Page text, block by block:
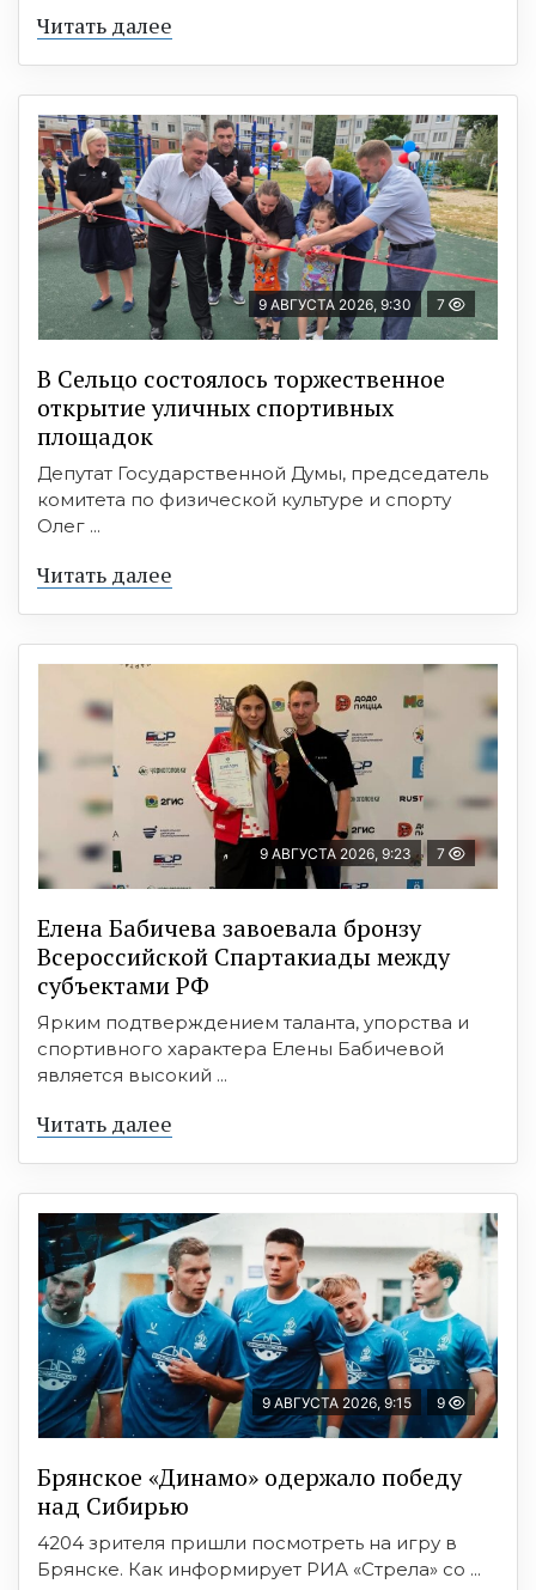
Читать далее
9 АВГУСТА 2026, 9:30 7
В Сельцо состоялось торжественное
открытие уличных спортивных
площадок
Депутат Государственной Думы, председатель
комитета по физической культуре и спорту
Олег ...
Читать далее
9 АВГУСТА 2026, 9:23 7
Елена Бабичева завоевала бронзу
Всероссийской Спартакиады между
субъектами РФ
Ярким подтверждением таланта, упорства и
спортивного характера Елены Бабичевой
является высокий ...
Читать далее
9 АВГУСТА 2026, 9:15 9
Брянское «Динамо» одержало победу
над Сибирью
4204 зрителя пришли посмотреть на игру в
Брянске. Как информирует РИА «Стрела» со ...